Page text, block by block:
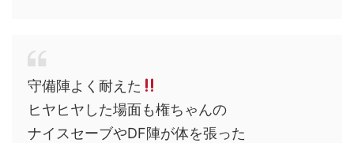
守備陣よく耐えた
ヒヤヒヤした場面も権ちゃんの
ナイスセーブやDF陣が体を張った